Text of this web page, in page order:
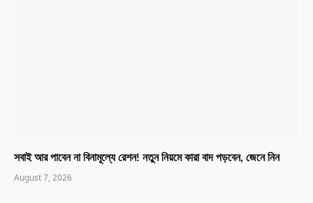
সবাই আর পাবেন না বিনামূল্যে রেশন! নতুন নিয়মে কারা বাদ পড়বেন, জেনে নিন
August 7, 2026